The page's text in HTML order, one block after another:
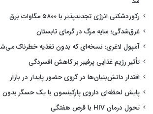
رکوردشکنی انرژی تجدیدپذیر با ۵۸۰۰ مگاوات برق
غرق‌شدگی؛ سایه مرگ در گرمای تابستان
آمپول لاغری؛ نسخه‌ای که بدون تغذیه خطرناک
تأثیر رژیم غذایی پرفیبر بر کاهش افسردگی
اقتدار دانش‌بنیان‌ها در گروی حضور پایدار در بازار
پایش لحظه‌ای داروی پارکینسون با یک حسگر بدون
تحول درمان HIV با قرص هفتگی